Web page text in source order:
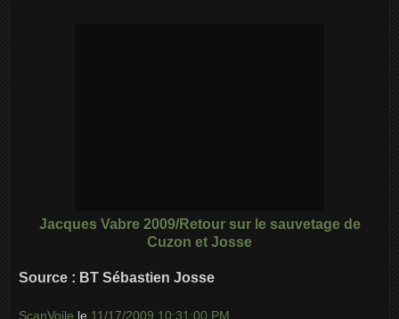
Jacques Vabre 2009/Retour sur le sauvetage de
Cuzon et Josse
Source : BT Sébastien Josse
ScanVoile le 11/17/2009 10:31:00 PM